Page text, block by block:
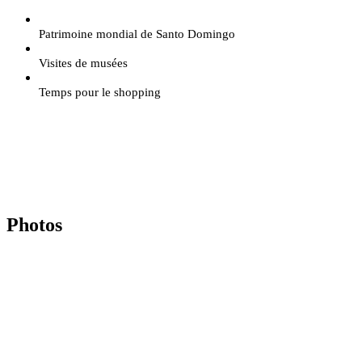
Patrimoine mondial de Santo Domingo
Visites de musées
Temps pour le shopping
Photos